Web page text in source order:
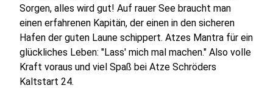
Sorgen, alles wird gut! Auf rauer See braucht man
einen erfahrenen Kapitän, der einen in den sicheren
Hafen der guten Laune schippert. Atzes Mantra für ein
glückliches Leben: "Lass' mich mal machen." Also volle
Kraft voraus und viel Spaß bei Atze Schröders
Kaltstart 24.